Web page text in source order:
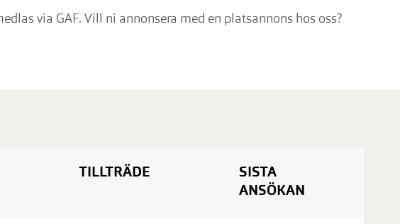
via GAF. Vill ni annonsera med en platsannons hos oss?
TILLTRÄDE
SISTA
ANSÖKAN